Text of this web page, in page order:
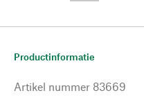
Productinformatie
Artikel nummer 83669